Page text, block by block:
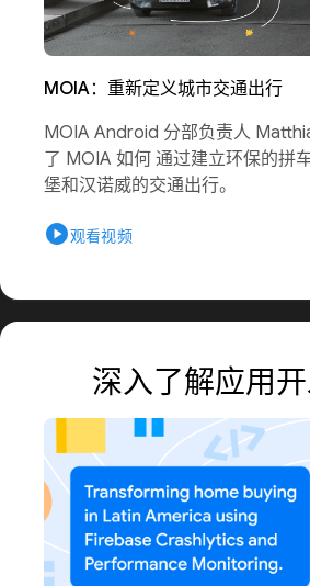
MOIA：重新定义城市交通出行
MOIA Android 分部负责人
了 MOIA 如何 通过建立环保的拼
堡和汉诺威的交通出行。
play_circle观看视频
深入了解应用